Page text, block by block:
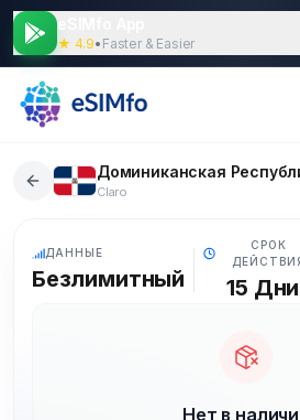
★ 4.9• Faster & Easier
Claro
ДАННЫЕ
Безлимитный
СРОК
15 Дни
Нет в